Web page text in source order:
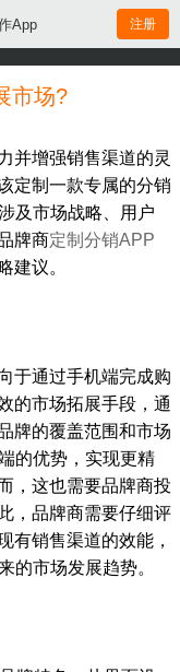
App 注册
市场?
并增强销售渠道的灵
定制一款专属的分销
及市场战略、用户
牌商定制分销APP
建议。
于通过手机端完成购
的市场拓展手段，通
牌的覆盖范围和市场
的优势，实现更精
，这也需要品牌商投
，品牌商需要仔细评
有销售渠道的效能，
的市场发展趋势。